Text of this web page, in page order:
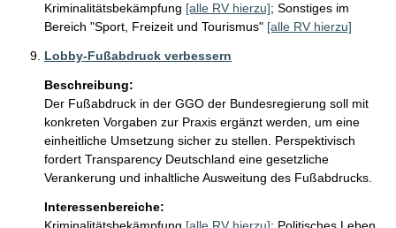
Kriminalitätsbekämpfung [alle RV hierzu]; Sonstiges im
Bereich "Sport, Freizeit und Tourismus" [alle RV hierzu]
Lobby-Fußabdruck verbessern
Beschreibung:
Der Fußabdruck in der GGO der Bundesregierung soll mit
konkreten Vorgaben zur Praxis ergänzt werden, um eine
einheitliche Umsetzung sicher zu stellen. Perspektivisch
fordert Transparency Deutschland eine gesetzliche
Verankerung und inhaltliche Ausweitung des Fußabdrucks.
Interessenbereiche: